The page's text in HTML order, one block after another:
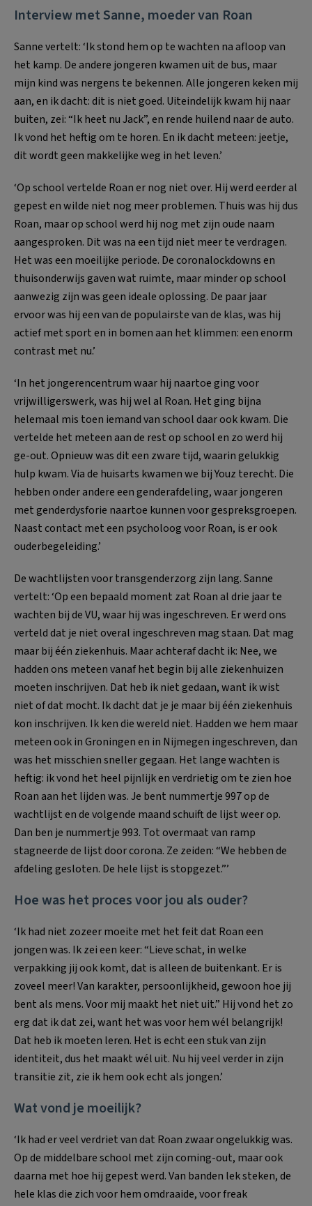
Interview met Sanne, moeder van Roan
Sanne vertelt: ‘Ik stond hem op te wachten na afloop van
het kamp. De andere jongeren kwamen uit de bus, maar
mijn kind was nergens te bekennen. Alle jongeren keken mij
aan, en ik dacht: dit is niet goed. Uiteindelijk kwam hij naar
buiten, zei: “Ik heet nu Jack”, en rende huilend naar de auto.
Ik vond het heftig om te horen. En ik dacht meteen: jeetje,
dit wordt geen makkelijke weg in het leven.’
‘Op school vertelde Roan er nog niet over. Hij werd eerder al
gepest en wilde niet nog meer problemen. Thuis was hij dus
Roan, maar op school werd hij nog met zijn oude naam
aangesproken. Dit was na een tijd niet meer te verdragen.
Het was een moeilijke periode. De coronalockdowns en
thuisonderwijs gaven wat ruimte, maar minder op school
aanwezig zijn was geen ideale oplossing. De paar jaar
ervoor was hij een van de populairste van de klas, was hij
actief met sport en in bomen aan het klimmen: een enorm
contrast met nu.’
‘In het jongerencentrum waar hij naartoe ging voor
vrijwilligerswerk, was hij wel al Roan. Het ging bijna
helemaal mis toen iemand van school daar ook kwam. Die
vertelde het meteen aan de rest op school en zo werd hij
ge-out. Opnieuw was dit een zware tijd, waarin gelukkig
hulp kwam. Via de huisarts kwamen we bij Youz terecht. Die
hebben onder andere een genderafdeling, waar jongeren
met genderdysforie naartoe kunnen voor gespreksgroepen.
Naast contact met een psycholoog voor Roan, is er ook
ouderbegeleiding.’
De wachtlijsten voor transgenderzorg zijn lang. Sanne
vertelt: ‘Op een bepaald moment zat Roan al drie jaar te
wachten bij de VU, waar hij was ingeschreven. Er werd ons
verteld dat je niet overal ingeschreven mag staan. Dat mag
maar bij één ziekenhuis. Maar achteraf dacht ik: Nee, we
hadden ons meteen vanaf het begin bij alle ziekenhuizen
moeten inschrijven. Dat heb ik niet gedaan, want ik wist
niet of dat mocht. Ik dacht dat je je maar bij één ziekenhuis
kon inschrijven. Ik ken die wereld niet. Hadden we hem maar
meteen ook in Groningen en in Nijmegen ingeschreven, dan
was het misschien sneller gegaan. Het lange wachten is
heftig: ik vond het heel pijnlijk en verdrietig om te zien hoe
Roan aan het lijden was. Je bent nummertje 997 op de
wachtlijst en de volgende maand schuift de lijst weer op.
Dan ben je nummertje 993. Tot overmaat van ramp
stagneerde de lijst door corona. Ze zeiden: “We hebben de
afdeling gesloten. De hele lijst is stopgezet.”’
Hoe was het proces voor jou als ouder?
‘Ik had niet zozeer moeite met het feit dat Roan een
jongen was. Ik zei een keer: “Lieve schat, in welke
verpakking jij ook komt, dat is alleen de buitenkant. Er is
zoveel meer! Van karakter, persoonlijkheid, gewoon hoe jij
bent als mens. Voor mij maakt het niet uit.” Hij vond het zo
erg dat ik dat zei, want het was voor hem wél belangrijk!
Dat heb ik moeten leren. Het is echt een stuk van zijn
identiteit, dus het maakt wél uit. Nu hij veel verder in zijn
transitie zit, zie ik hem ook echt als jongen.’
Wat vond je moeilijk?
‘Ik had er veel verdriet van dat Roan zwaar ongelukkig was.
Op de middelbare school met zijn coming-out, maar ook
daarna met hoe hij gepest werd. Van banden lek steken, de
hele klas die zich voor hem omdraaide, voor freak